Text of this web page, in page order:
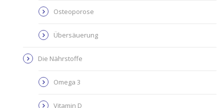
Osteoporose
Übersäuerung
Die Nährstoffe
Omega 3
Vitamin D